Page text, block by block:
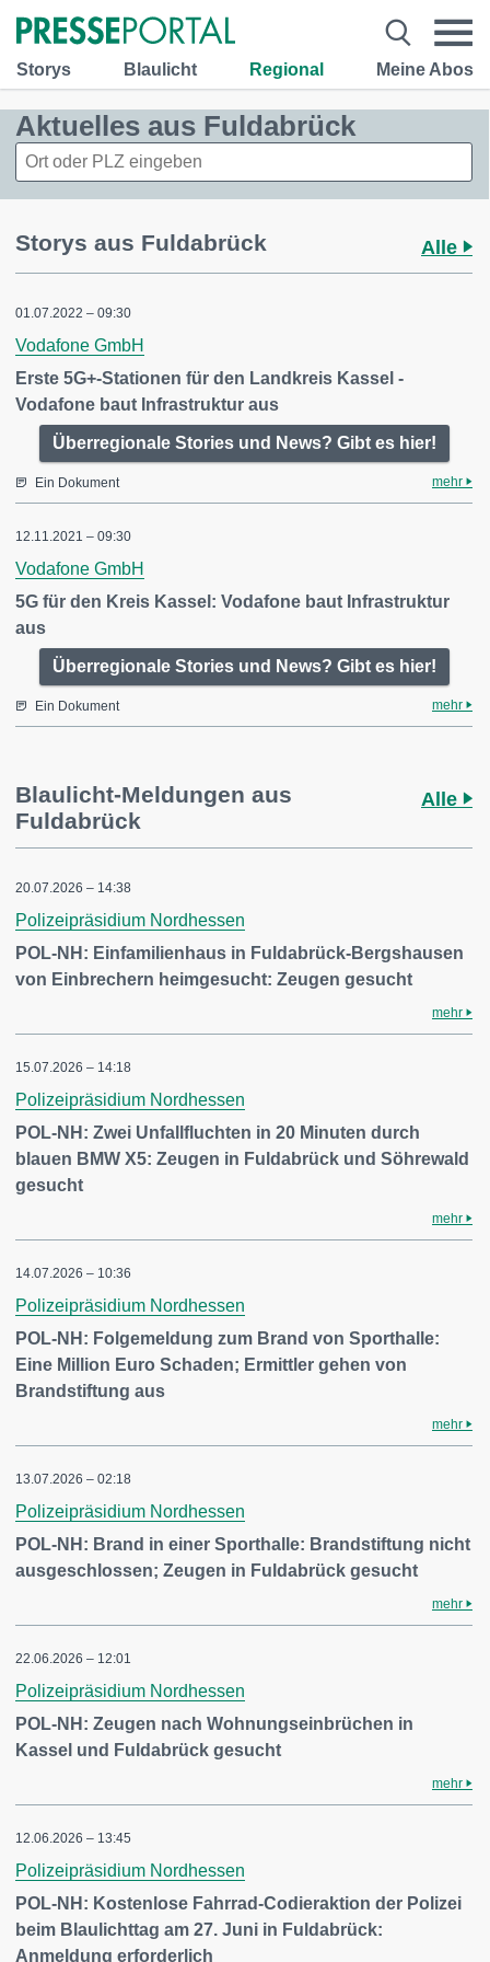
Storys Blaulicht Regional Meine Abos
Aktuelles aus Fuldabrück
Storys aus Fuldabrück Alle
01.07.2022 – 09:30
Vodafone GmbH
Erste 5G+-Stationen für den Landkreis Kassel -
Vodafone baut Infrastruktur aus
Überregionale Stories und News? Gibt es hier!
Ein Dokument mehr
12.11.2021 – 09:30
Vodafone GmbH
5G für den Kreis Kassel: Vodafone baut Infrastruktur
aus
Überregionale Stories und News? Gibt es hier!
Ein Dokument mehr
Blaulicht-Meldungen aus
Fuldabrück
Alle
20.07.2026 – 14:38
Polizeipräsidium Nordhessen
POL-NH: Einfamilienhaus in Fuldabrück-Bergshausen
von Einbrechern heimgesucht: Zeugen gesucht
mehr
15.07.2026 – 14:18
Polizeipräsidium Nordhessen
POL-NH: Zwei Unfallfluchten in 20 Minuten durch
blauen BMW X5: Zeugen in Fuldabrück und Söhrewald
gesucht
mehr
14.07.2026 – 10:36
Polizeipräsidium Nordhessen
POL-NH: Folgemeldung zum Brand von Sporthalle:
Eine Million Euro Schaden; Ermittler gehen von
Brandstiftung aus
mehr
13.07.2026 – 02:18
Polizeipräsidium Nordhessen
POL-NH: Brand in einer Sporthalle: Brandstiftung nicht
ausgeschlossen; Zeugen in Fuldabrück gesucht
mehr
22.06.2026 – 12:01
Polizeipräsidium Nordhessen
POL-NH: Zeugen nach Wohnungseinbrüchen in
Kassel und Fuldabrück gesucht
mehr
12.06.2026 – 13:45
Polizeipräsidium Nordhessen
POL-NH: Kostenlose Fahrrad-Codieraktion der Polizei
beim Blaulichttag am 27. Juni in Fuldabrück:
Anmeldung erforderlich